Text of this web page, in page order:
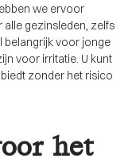
we ervoor
gezinsleden, zelfs
belangrijk voor jonge
voor irritatie. U kunt
zonder het risico
het